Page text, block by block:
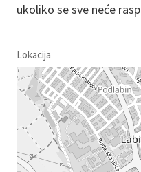
ukoliko se sve neće
Lokacija